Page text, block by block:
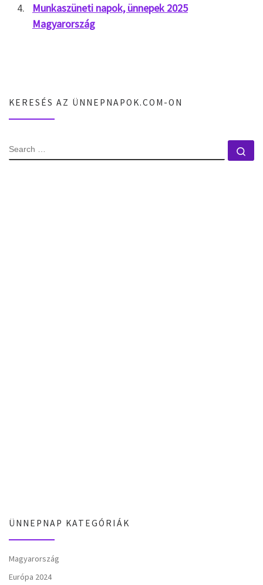
Munkaszüneti napok, ünnepek 2025
Magyarország
KERESÉS AZ ÜNNEPNAPOK.COM-ON
SEARCH
ÜNNEPNAP KATEGÓRIÁK
Magyarország
Európa 2024